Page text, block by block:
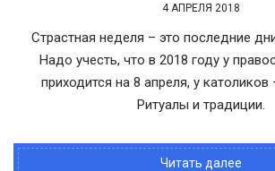
4 АПРЕЛЯ 2018
Страстная неделя – это последние
Надо учесть, что в 2018 году у
приходится на 8 апреля, у
Ритуалы и традиции.
Читать далее